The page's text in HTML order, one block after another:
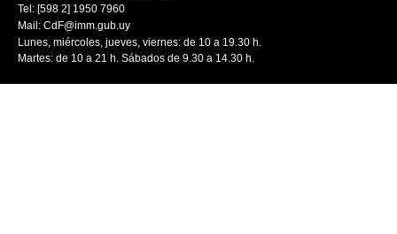
Tel: [598 2] 1950 7960
Mail: CdF@imm.gub.uy
Lunes, miércoles, jueves, viernes: de 10 a 19.30 h.
Martes: de 10 a 21 h. Sábados de 9.30 a 14.30 h.